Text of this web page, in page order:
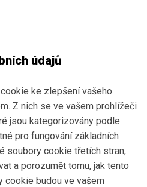
údajů
ke zlepšení vašeho
Z nich se ve vašem prohlížeči
jsou kategorizovány podle
pro fungování základních
soubory cookie třetích stran,
a porozumět tomu, jak tento
cookie budou ve vašem